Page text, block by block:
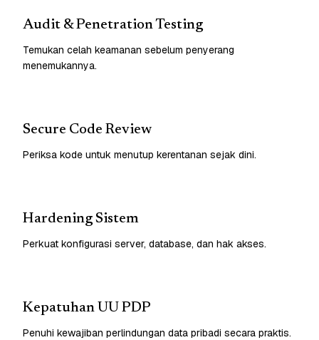
Audit & Penetration Testing
Temukan celah keamanan sebelum penyerang
menemukannya.
Secure Code Review
Periksa kode untuk menutup kerentanan sejak dini.
Hardening Sistem
Perkuat konfigurasi server, database, dan hak akses.
Kepatuhan UU PDP
Penuhi kewajiban perlindungan data pribadi secara praktis.